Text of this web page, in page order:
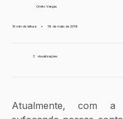
Ornito Vargas
10 min de leitura • 19 de maio de 2019
3 visualizações
Atualmente, com a